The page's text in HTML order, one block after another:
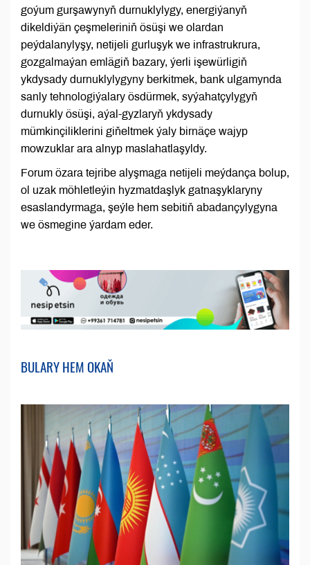
goýum gurşawynyň durnuklylygy, energiýanyň
dikeldiýän çeşmeleriniň ösüşi we olardan
peýdalanylyşy, netijeli gurluşyk we infrastrukrura,
gozgalmaýan emlägiň bazary, ýerli işewürligiň
ykdysady durnuklylygyny berkitmek, bank ulgamynda
sanly tehnologiýalary ösdürmek, syýahatçylygyň
durnukly ösüşi, aýal-gyzlaryň ykdysady
mümkinçiliklerini giňeltmek ýaly birnäçe wajyp
mowzuklar ara alnyp maslahatlaşyldy.
Forum özara tejribe alyşmaga netijeli meýdança bolup,
ol uzak möhletleýin hyzmatdaşlyk gatnaşyklaryny
esaslandyrmaga, şeýle hem sebitiň abadançylygyna
we ösmegine ýardam eder.
BULARY HEM OKAŇ